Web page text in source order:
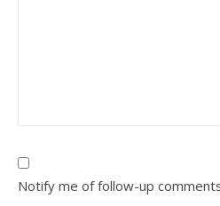
Notify me of follow-up